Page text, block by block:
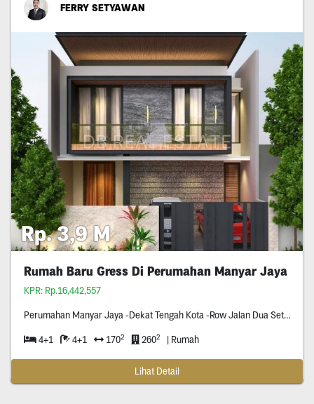
FERRY SETYAWAN
Rp. 3,9 M
Rumah Baru Gress Di Perumahan Manyar Jaya
KPR: Rp.16,442,557
Perumahan Manyar Jaya -Dekat Tengah Kota -Row Jalan Dua Setengah Mobil -
4+1 4+1 1702 2602 | Rumah
Lihat Detail